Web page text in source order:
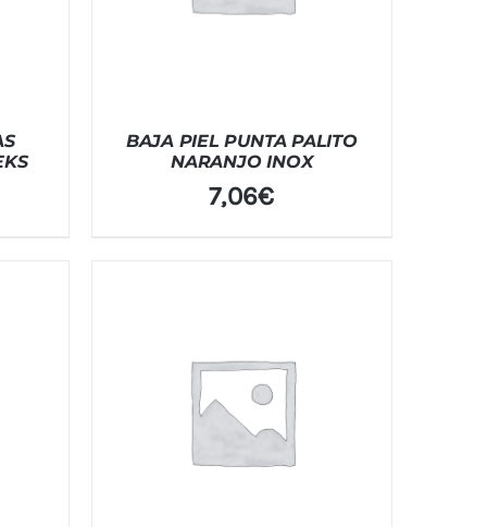
BAJA PIEL PUNTA PALITO
NARANJO INOX
7,06€